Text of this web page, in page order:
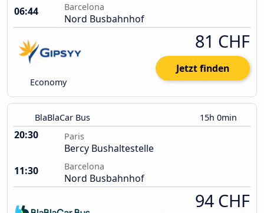
06:44
Barcelona
Nord Busbahnhof
Economy
81 CHF
Jetzt finden
BlaBlaCar Bus 15h 0min
20:30 Paris
Bercy Bushaltestelle
11:30
Barcelona
Nord Busbahnhof
94 CHF